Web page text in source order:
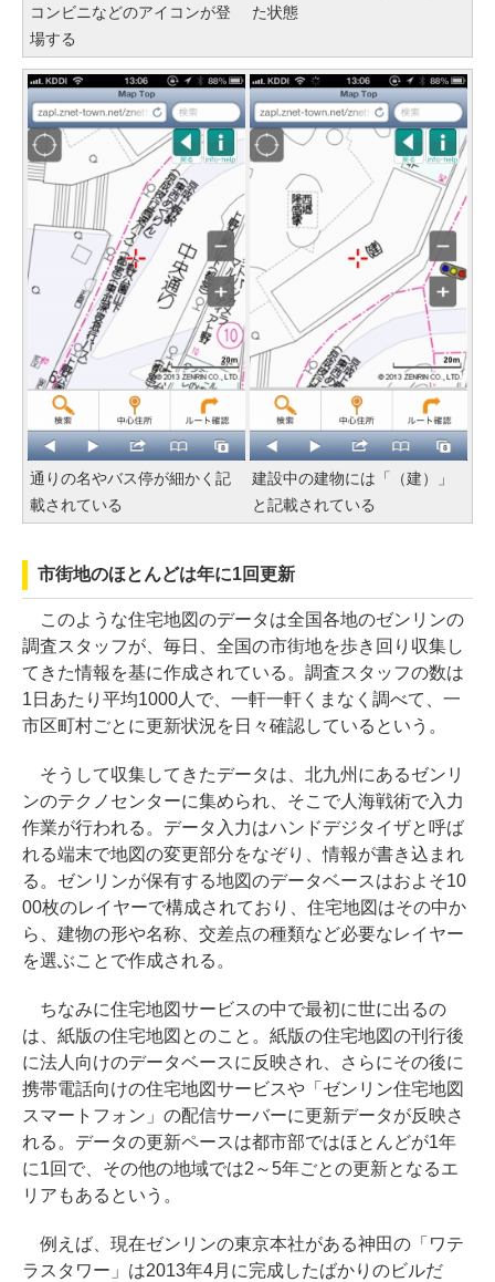
コンビニなどのアイコンが登
場する
た状態
通りの名やバス停が細かく記
載されている
建設中の建物には「（建）」
と記載されている
市街地のほとんどは年に1回更新
このような住宅地図のデータは全国各地のゼンリンの
調査スタッフが、毎日、全国の市街地を歩き回り収集し
てきた情報を基に作成されている。調査スタッフの数は
1日あたり平均1000人で、一軒一軒くまなく調べて、一
市区町村ごとに更新状況を日々確認しているという。
そうして収集してきたデータは、北九州にあるゼンリ
ンのテクノセンターに集められ、そこで人海戦術で入力
作業が行われる。データ入力はハンドデジタイザと呼ば
れる端末で地図の変更部分をなぞり、情報が書き込まれ
る。ゼンリンが保有する地図のデータベースはおよそ10
00枚のレイヤーで構成されており、住宅地図はその中か
ら、建物の形や名称、交差点の種類など必要なレイヤー
を選ぶことで作成される。
ちなみに住宅地図サービスの中で最初に世に出るの
は、紙版の住宅地図とのこと。紙版の住宅地図の刊行後
に法人向けのデータベースに反映され、さらにその後に
携帯電話向けの住宅地図サービスや「ゼンリン住宅地図
スマートフォン」の配信サーバーに更新データが反映さ
れる。データの更新ペースは都市部ではほとんどが1年
に1回で、その他の地域では2～5年ごとの更新となるエ
リアもあるという。
例えば、現在ゼンリンの東京本社がある神田の「ワテ
ラスタワー」は2013年4月に完成したばかりのビルだ